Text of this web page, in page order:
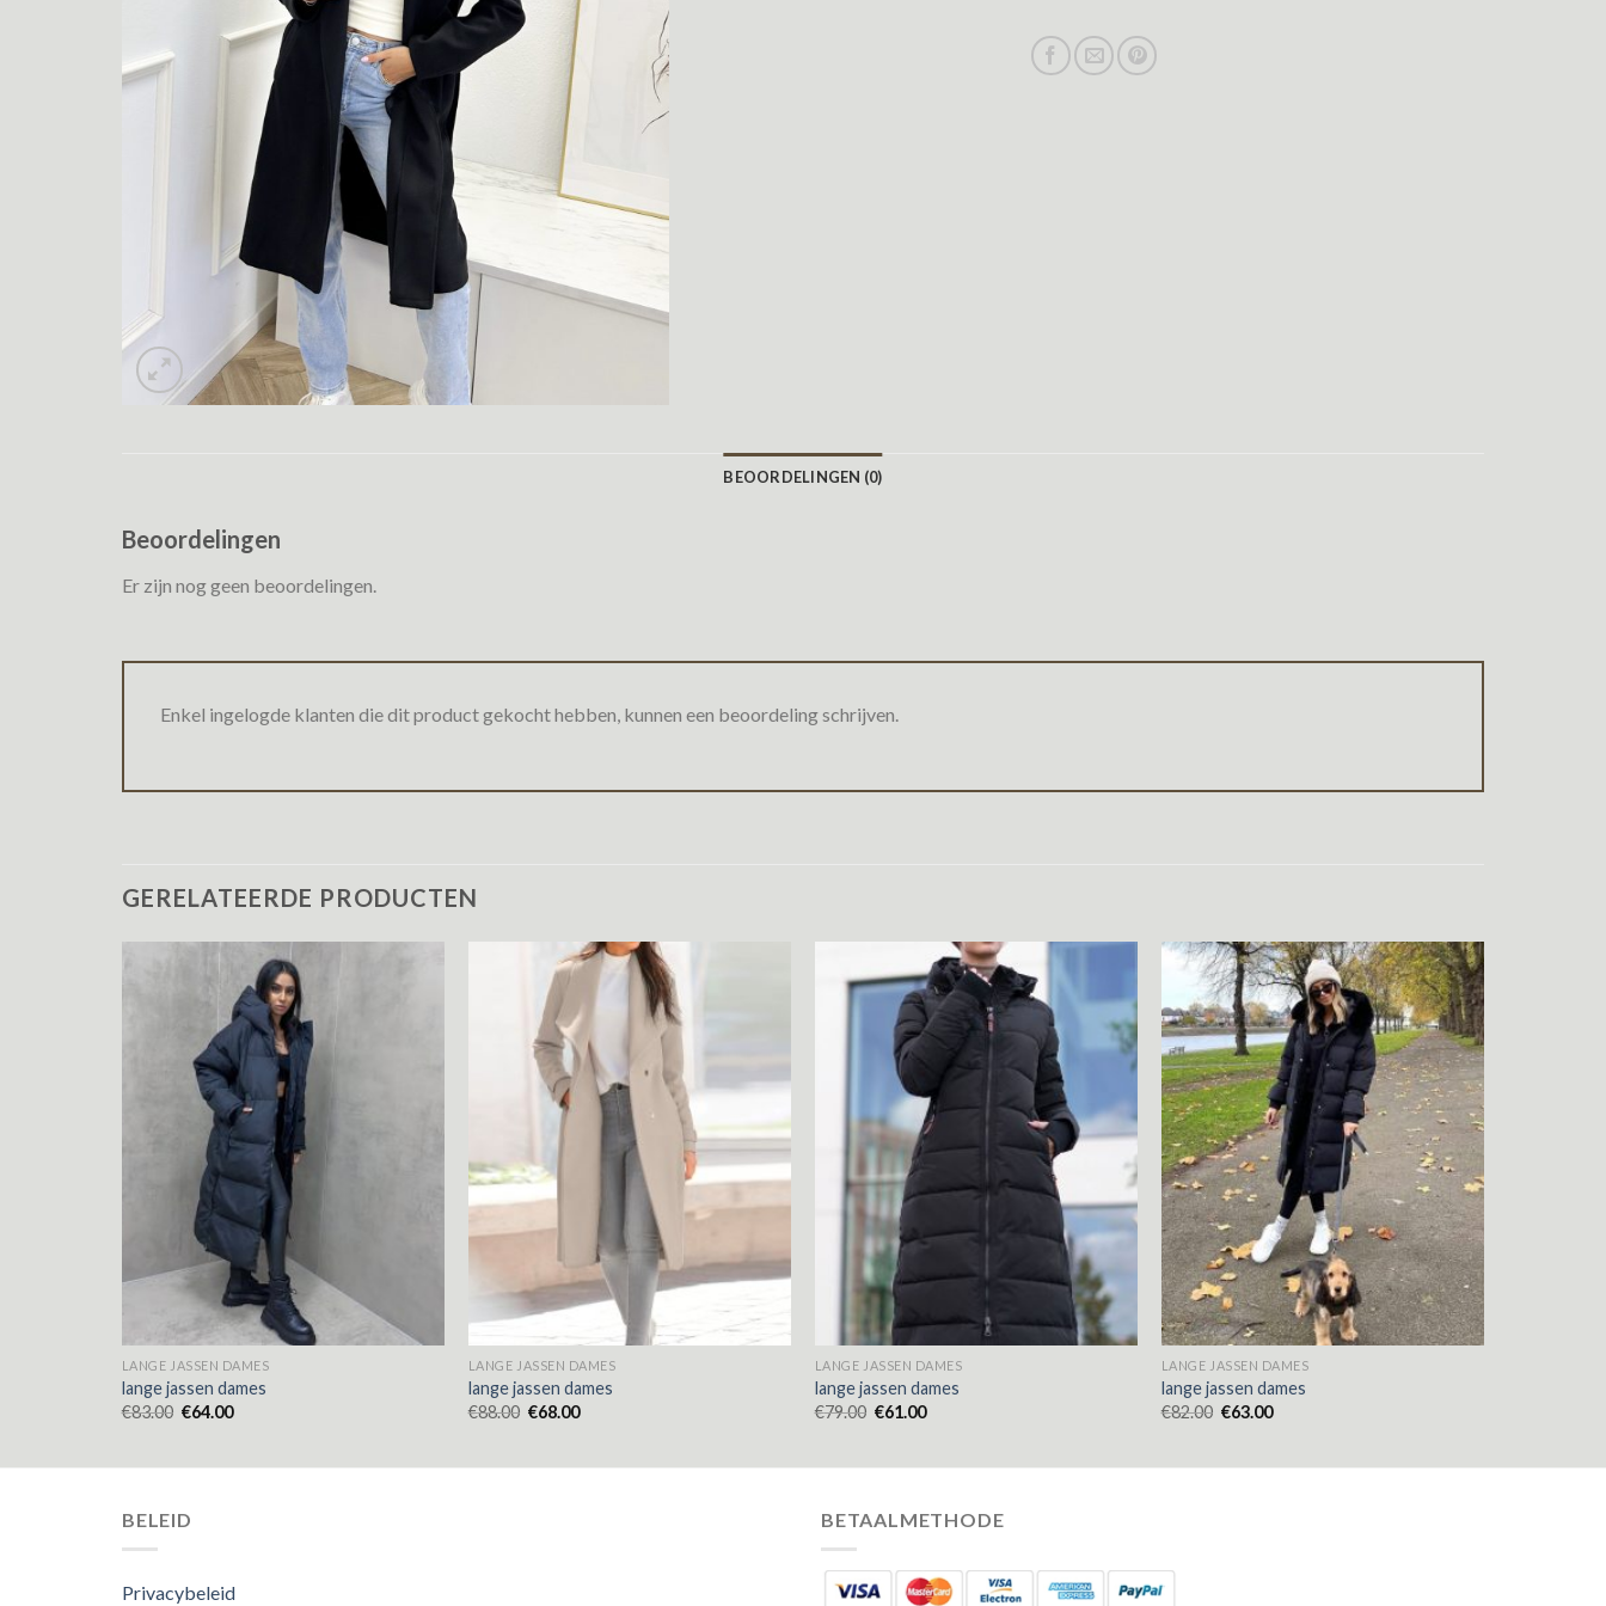
BEOORDELINGEN (0)
Beoordelingen
Er zijn nog geen beoordelingen.
Enkel ingelogde klanten die dit product gekocht hebben, kunnen een beoordeling schrijven.
GERELATEERDE PRODUCTEN
LANGE JASSEN DAMES
lange jassen dames
€83.00 €64.00
LANGE JASSEN DAMES
lange jassen dames
€88.00 €68.00
LANGE JASSEN DAMES
lange jassen dames
€79.00 €61.00
LANGE JASSEN DAMES
lange jassen dames
€82.00 €63.00
BELEID
Privacybeleid
BETAALMETHODE